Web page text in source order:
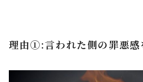
理由①:言われた側の罪悪感